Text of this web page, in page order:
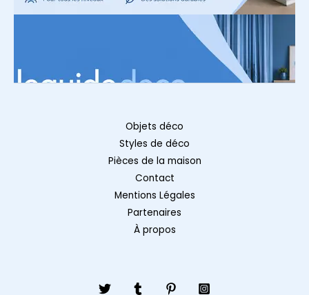
Objets déco
Styles de déco
Pièces de la maison
Contact
Mentions Légales
Partenaires
À propos